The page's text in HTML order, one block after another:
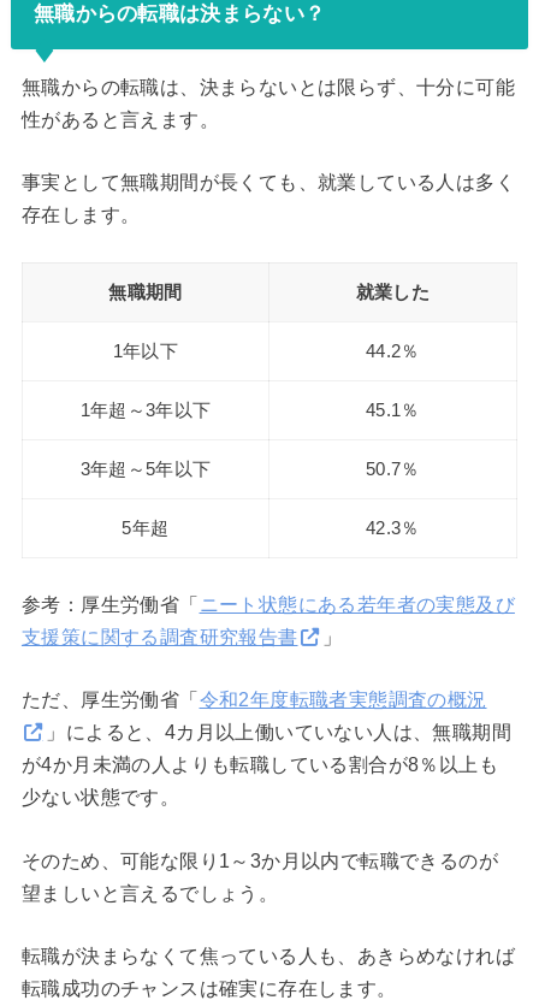
無職からの転職は決まらない？
無職からの転職は、決まらないとは限らず、十分に可能
性があると言えます。
事実として無職期間が長くても、就業している人は多く
存在します。
無職期間 就業した
1年以下 44.2％
1年超～3年以下 45.1％
3年超～5年以下 50.7％
5年超 42.3％
参考：厚生労働省「 ニート状態にある若年者の実態及び
支援策に関する調査研究報告書
」
ただ、厚生労働省「 令和2年度転職者実態調査の概況
」によると、4カ月以上働いていない人は、無職期間
が4か月未満の人よりも転職している割合が8％以上も
少ない状態です。
そのため、可能な限り1～3か月以内で転職できるのが
望ましいと言えるでしょう。
転職が決まらなくて焦っている人も、あきらめなければ
転職成功のチャンスは確実に存在します。